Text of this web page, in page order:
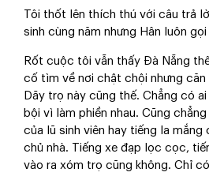
Tôi thốt lên thích thú với câu trả
sinh cùng năm nhưng Hân luôn
Rốt cuộc tôi vẫn thấy Đà Nẵng
cố tìm về nơi chật chội nhưng căn
Dãy trọ này cũng thế. Chẳng có
bội vì làm phiền nhau. Cũng
của lũ sinh viên hay tiếng la mắng
chủ nhà. Tiếng xe đạp lọc cọc,
vào ra xóm trọ cũng không. Chỉ